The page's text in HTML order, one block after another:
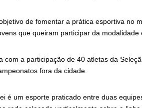
de fomentar a prática esportiva no
que queiram participar da modalidade
com a participação de 40 atletas da
fora da cidade.
é um esporte praticado entre duas